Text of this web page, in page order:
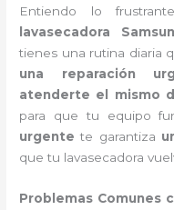
Entiendo lo
lavasecadora
tienes una rutina diaria
una reparación
atenderte el mismo
para que tu equipo
urgente te garantiza
que tu lavasecadora
Problemas Comunes